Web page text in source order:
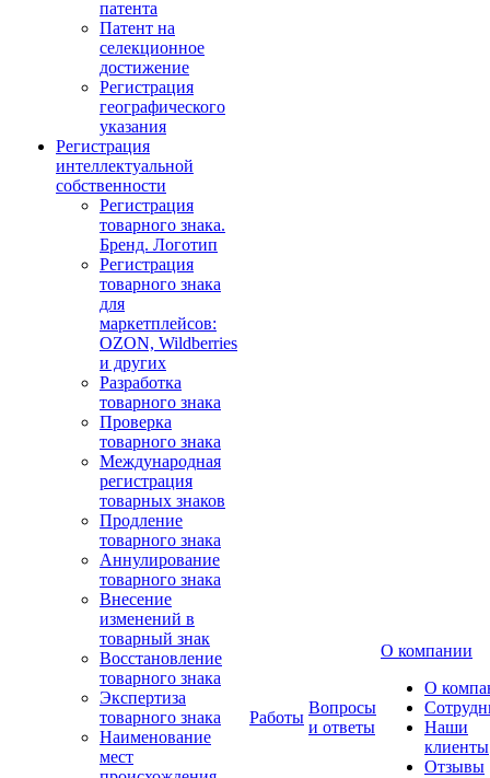
патента
Патент на
селекционное
достижение
Регистрация
географического
указания
Регистрация
интеллектуальной
собственности
Регистрация
товарного знака.
Бренд. Логотип
Регистрация
товарного знака
для
маркетплейсов:
OZON, Wildberries
и других
Разработка
товарного знака
Проверка
товарного знака
Международная
регистрация
товарных знаков
Продление
товарного знака
Аннулирование
товарного знака
Внесение
изменений в
товарный знак
Восстановление
товарного знака
Экспертиза
товарного знака
Наименование
мест
Работы
Вопросы
и ответы
О компании
О
Наши
клиенты
Отзывы